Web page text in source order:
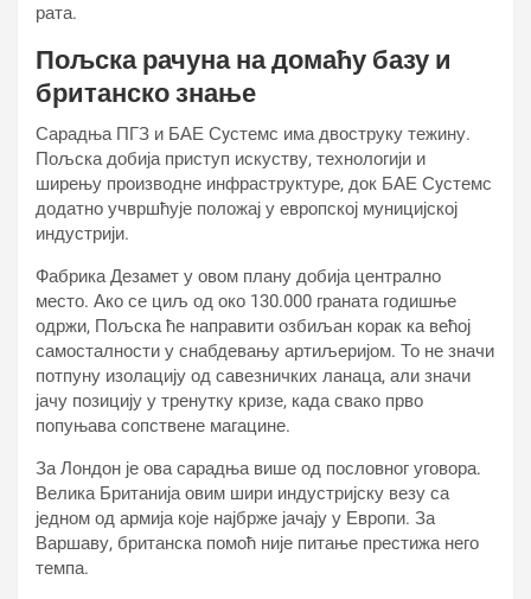
рата.
Пољска рачуна на домаћу базу и
британско знање
Сарадња ПГЗ и БАЕ Сyстемс има двоструку тежину.
Пољска добија приступ искуству, технологији и
ширењу производне инфраструктуре, док БАЕ Сyстемс
додатно учвршћује положај у европској муницијској
индустрији.
Фабрика Дезамет у овом плану добија централно
место. Ако се циљ од око 130.000 граната годишње
одржи, Пољска ће направити озбиљан корак ка већој
самосталности у снабдевању артиљеријом. То не значи
потпуну изолацију од савезничких ланаца, али значи
јачу позицију у тренутку кризе, када свако прво
попуњава сопствене магацине.
За Лондон је ова сарадња више од пословног уговора.
Велика Британија овим шири индустријску везу са
једном од армија које најбрже јачају у Европи. За
Варшаву, британска помоћ није питање престижа него
темпа.